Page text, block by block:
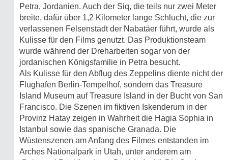
Petra, Jordanien. Auch der Siq, die teils nur zwei Meter
breite, dafür über 1,2 Kilometer lange Schlucht, die zur
verlassenen Felsenstadt der Nabatäer führt, wurde als
Kulisse für den Films genutzt. Das Produktionsteam
wurde während der Dreharbeiten sogar von der
jordanischen Königsfamilie in Petra besucht.
Als Kulisse für den Abflug des Zeppelins diente nicht der
Flughafen Berlin-Tempelhof, sondern das Treasure
Island Museum auf Treasure Island in der Bucht von San
Francisco. Die Szenen im fiktiven Iskenderum in der
Provinz Hatay zeigen in Wahrheit die Hagia Sophia in
Istanbul sowie das spanische Granada. Die
Wüstenszenen am Anfang des Filmes entstanden im
Arches Nationalpark in Utah, unter anderem am